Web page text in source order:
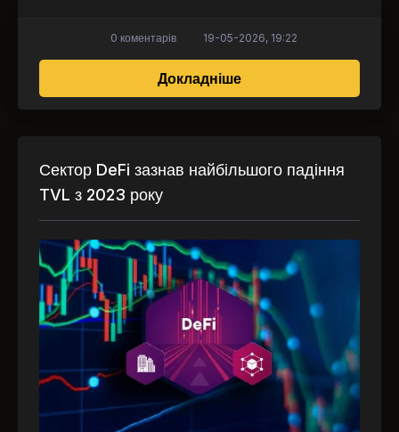
Докладнішепро Податкова
0 коментарів 19-05-2026, 19:22
Сектор DeFi зазнав найбільшого падіння
TVL з 2023 року